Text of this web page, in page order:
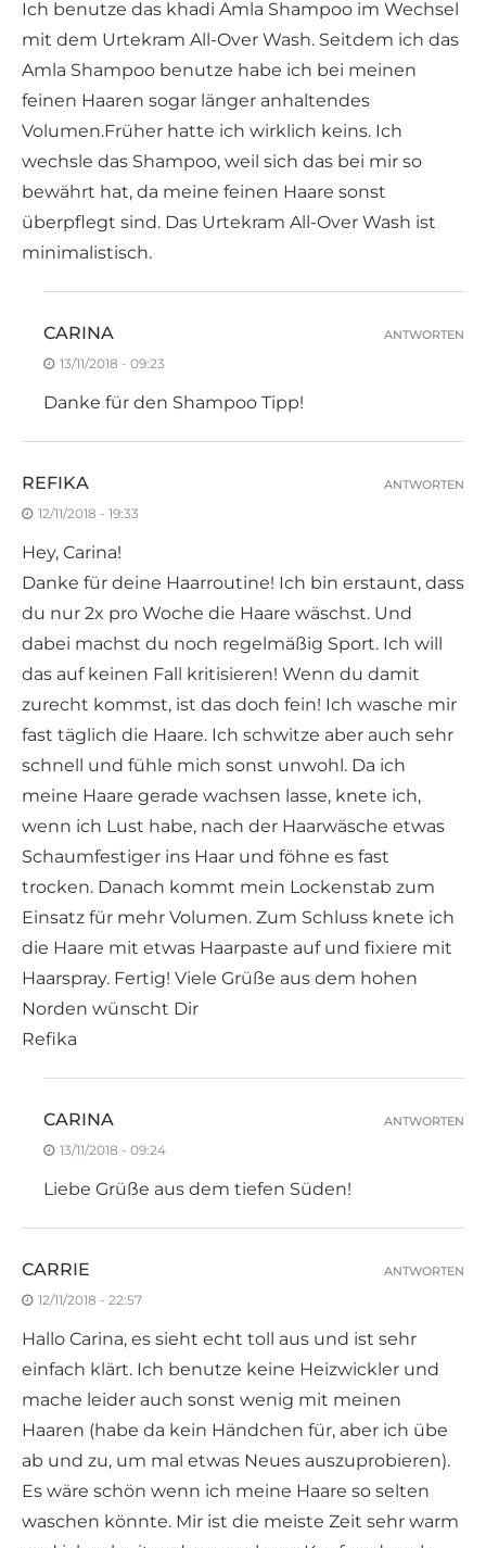
Ich benutze das khadi Amla Shampoo im Wechsel
mit dem Urtekram All-Over Wash. Seitdem ich das
Amla Shampoo benutze habe ich bei meinen
feinen Haaren sogar länger anhaltendes
Volumen.Früher hatte ich wirklich keins. Ich
wechsle das Shampoo, weil sich das bei mir so
bewährt hat, da meine feinen Haare sonst
überpflegt sind. Das Urtekram All-Over Wash ist
minimalistisch.
CARINA
13/11/2018 - 09:23
Danke für den Shampoo Tipp!
ANTWORTEN
REFIKA
12/11/2018 - 19:33
Hey, Carina!
Danke für deine Haarroutine! Ich bin erstaunt, dass
du nur 2x pro Woche die Haare wäschst. Und
dabei machst du noch regelmäßig Sport. Ich will
das auf keinen Fall kritisieren! Wenn du damit
zurecht kommst, ist das doch fein! Ich wasche mir
fast täglich die Haare. Ich schwitze aber auch sehr
schnell und fühle mich sonst unwohl. Da ich
meine Haare gerade wachsen lasse, knete ich,
wenn ich Lust habe, nach der Haarwäsche etwas
Schaumfestiger ins Haar und föhne es fast
trocken. Danach kommt mein Lockenstab zum
Einsatz für mehr Volumen. Zum Schluss knete ich
die Haare mit etwas Haarpaste auf und fixiere mit
Haarspray. Fertig! Viele Grüße aus dem hohen
Norden wünscht Dir
Refika
ANTWORTEN
CARINA
13/11/2018 - 09:24
Liebe Grüße aus dem tiefen Süden!
ANTWORTEN
CARRIE
12/11/2018 - 22:57
Hallo Carina, es sieht echt toll aus und ist sehr
einfach klärt. Ich benutze keine Heizwickler und
mache leider auch sonst wenig mit meinen
Haaren (habe da kein Händchen für, aber ich übe
ab und zu, um mal etwas Neues auszuprobieren).
Es wäre schön wenn ich meine Haare so selten
waschen könnte. Mir ist die meiste Zeit sehr warm
ANTWORTEN